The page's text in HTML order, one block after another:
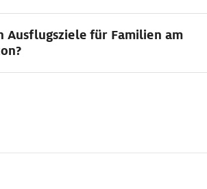
Ausflugsziele für Familien am